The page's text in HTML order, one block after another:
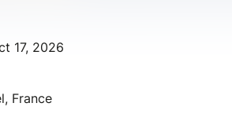
17, 2026
France